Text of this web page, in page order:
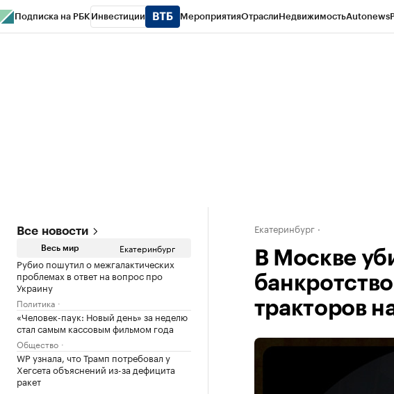
Подписка на РБК Инвестиции МероприятияОтраслиНедвижимостьAutonews
Все новости
Весь мир Екатеринбург
Рубио пошутил о межгалактических
проблемах в ответ на вопрос про
Украину
Политика
«Человек-паук: Новый день» за неделю
стал самым кассовым фильмом года
Общество
WP узнала, что Трамп потребовал у
Хегсета объяснений из-за дефицита
ракет
Екатеринбург
В Москве
тракторов